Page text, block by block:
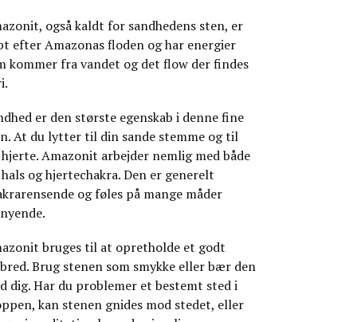
også kaldt for sandhedens sten, er
efter Amazonas floden og har energier
kommer fra vandet og det flow der findes
er den største egenskab i denne fine
At du lytter til din sande stemme og til
Amazonit arbejder nemlig med både
og hjertechakra. Den er generelt
og føles på mange måder
bruges til at opretholde et godt
Brug stenen som smykke eller bær den
dig. Har du problemer et bestemt sted i
kan stenen gnides mod stedet, eller